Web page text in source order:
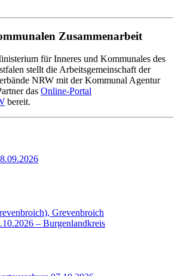
Zusammenarbeit
für Inneres und Kommunales des
stellt die Arbeitsgemeinschaft der
NRW mit der Kommunal Agentur
das Online-Portal
bereit.
Grevenbroich
– Burgenlandkreis